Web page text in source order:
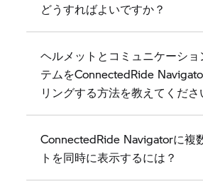
どうすればよいですか？
ヘルメットとコミュニケーショ
テムをConnectedRide
リングする方法を教えてくださ
ConnectedRide Navigatorに複
トを同時に表示するには？